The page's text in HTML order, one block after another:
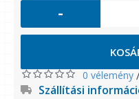
-
0 vélemény /
Szállítási